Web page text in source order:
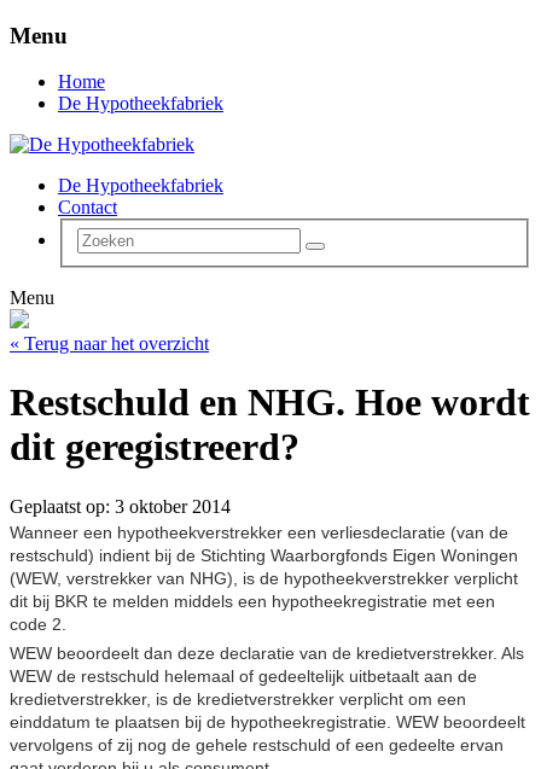
Menu
Home
De Hypotheekfabriek
De Hypotheekfabriek
Contact
Menu
« Terug naar het overzicht
Restschuld en NHG. Hoe wordt
dit geregistreerd?
Geplaatst op: 3 oktober 2014
Wanneer een hypotheekverstrekker een verliesdeclaratie (van de
restschuld) indient bij de Stichting Waarborgfonds Eigen Woningen
(WEW, verstrekker van NHG), is de hypotheekverstrekker verplicht
dit bij BKR te melden middels een hypotheekregistratie met een
code 2.
WEW beoordeelt dan deze declaratie van de kredietverstrekker. Als
WEW de restschuld helemaal of gedeeltelijk uitbetaalt aan de
kredietverstrekker, is de kredietverstrekker verplicht om een
einddatum te plaatsen bij de hypotheekregistratie. WEW beoordeelt
vervolgens of zij nog de gehele restschuld of een gedeelte ervan